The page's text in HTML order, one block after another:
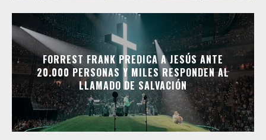
FORREST FRANK PREDICA A JESÚS ANTE
20.000 PERSONAS Y MILES RESPONDEN AL
LLAMADO DE SALVACIÓN